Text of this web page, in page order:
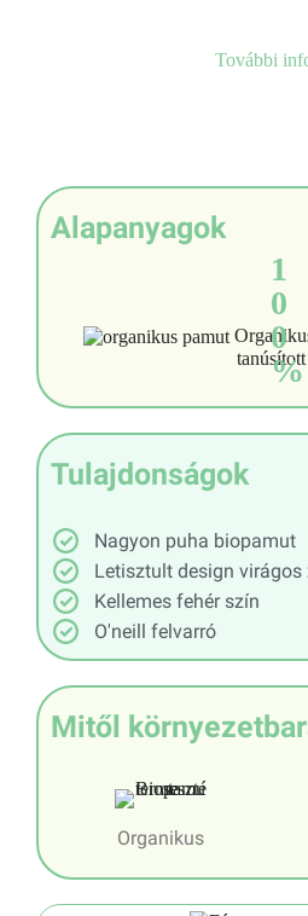
További
Alapanyagok
1
0
0
%
tanúsított
Tulajdonságok
Nagyon puha biopamut
Letisztult design virágos
Kellemes fehér szín
O'neill felvarró
Mitől
Organikus